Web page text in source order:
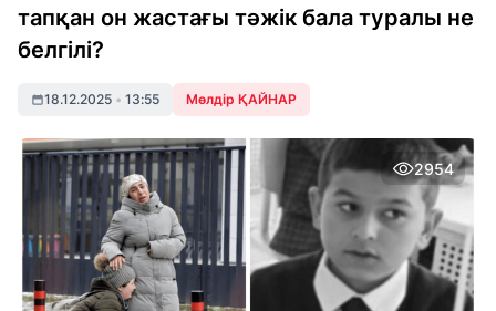
тапқан он жастағы тәжік бала туралы не
белгілі?
18.12.2025 • 13:55 Мөлдір ҚАЙНАР
2954